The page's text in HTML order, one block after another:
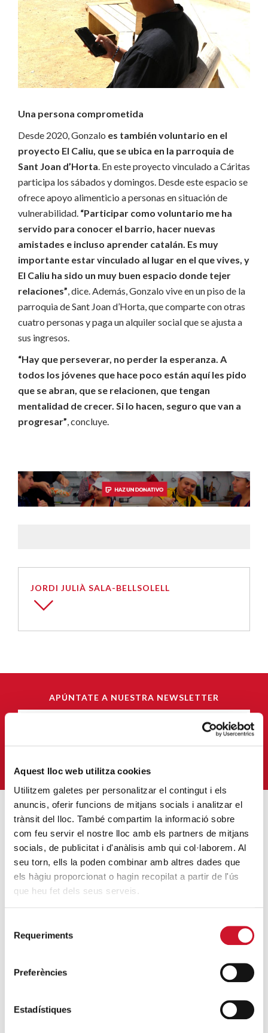
Aquest lloc web utilitza cookies
Utilitzem galetes per personalitzar el contingut i els
anuncis, oferir funcions de mitjans socials i analitzar el
trànsit del lloc. També compartim la informació sobre
com feu servir el nostre lloc amb els partners de mitjans
socials, de publicitat i d'anàlisis amb qui col·laborem. Al
seu torn, ells la poden combinar amb altres dades que
els hàgiu proporcionat o hagin recopilat a partir de l'ús
que heu fet dels seus serveis.
Requeriments
Preferències
Estadístiques
Una persona comprometida
Desde 2020, Gonzalo es también voluntario en el
proyecto El Caliu, que se ubica en la parroquia de
Sant Joan d’Horta. En este proyecto vinculado a Cáritas
participa los sábados y domingos. Desde este espacio se
ofrece apoyo alimenticio a personas en situación de
vulnerabilidad. “Participar como voluntario me ha
servido para conocer el barrio, hacer nuevas
amistades e incluso aprender catalán. Es muy
importante estar vinculado al lugar en el que vives, y
El Caliu ha sido un muy buen espacio donde tejer
relaciones”, dice. Además, Gonzalo vive en un piso de la
parroquia de Sant Joan d’Horta, que comparte con otras
cuatro personas y paga un alquiler social que se ajusta a
sus ingresos.
“Hay que perseverar, no perder la esperanza. A
todos los jóvenes que hace poco están aquí les pido
que se abran, que se relacionen, que tengan
mentalidad de crecer. Si lo hacen, seguro que van a
progresar”, concluye.
JORDI JULIÀ SALA-BELLSOLELL
APÚNTATE A NUESTRA NEWSLETTER
ENTRADAS MÁS POPULARES
Un cambio renovador
SIGUE LEYENDO
SIGUE LEYENDO